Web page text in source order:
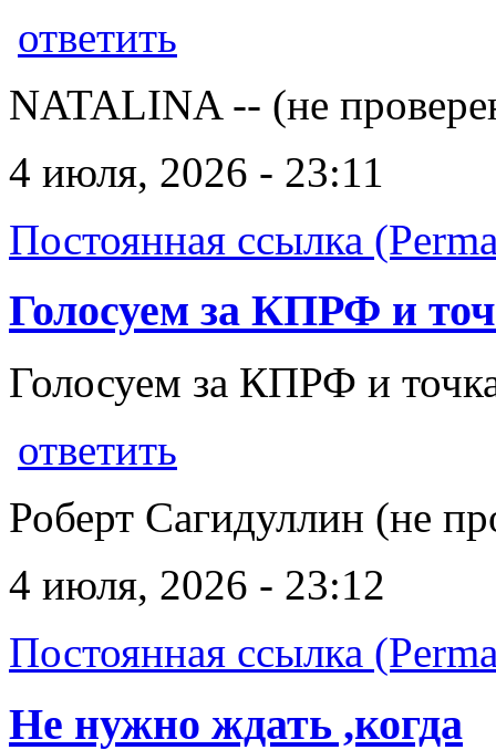
ответить
NATALINA -- (не
4 июля, 2026 - 23:11
Постоянная ссылка
Голосуем за КПРФ и
Голосуем за КПРФ и
ответить
Роберт Сагидуллин (не
4 июля, 2026 - 23:12
Постоянная ссылка
Не нужно ждать ,когда